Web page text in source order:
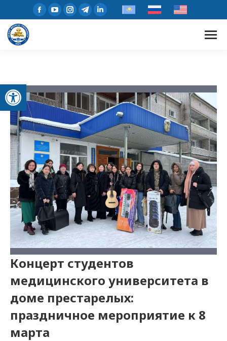
Открыть панель инструментов
Концерт студентов
медицинского университета в
доме престарелых:
праздничное мероприятие к 8
марта